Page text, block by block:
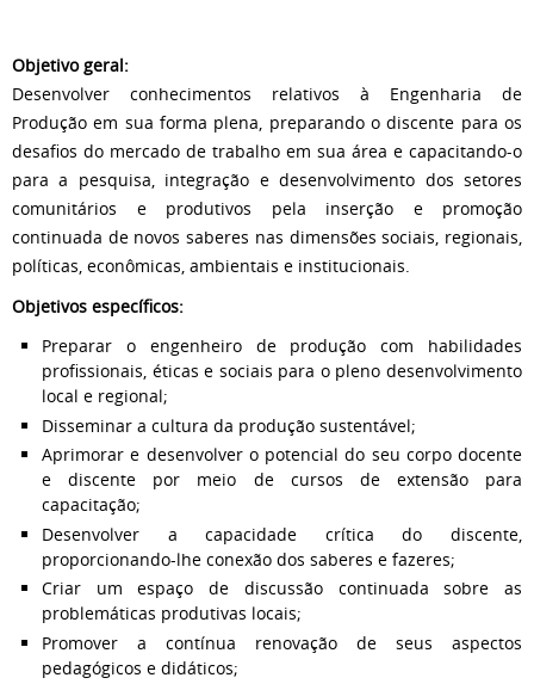
Objetivo geral:
Desenvolver conhecimentos relativos à Engenharia de
Produção em sua forma plena, preparando o discente para os
desafios do mercado de trabalho em sua área e capacitando-o
para a pesquisa, integração e desenvolvimento dos setores
comunitários e produtivos pela inserção e promoção
continuada de novos saberes nas dimensões sociais, regionais,
políticas, econômicas, ambientais e institucionais.
Objetivos específicos:
Preparar o engenheiro de produção com habilidades
profissionais, éticas e sociais para o pleno desenvolvimento
local e regional;
Disseminar a cultura da produção sustentável;
Aprimorar e desenvolver o potencial do seu corpo docente
e discente por meio de cursos de extensão para
capacitação;
Desenvolver a capacidade crítica do discente,
proporcionando-lhe conexão dos saberes e fazeres;
Criar um espaço de discussão continuada sobre as
problemáticas produtivas locais;
Promover a contínua renovação de seus aspectos
pedagógicos e didáticos;